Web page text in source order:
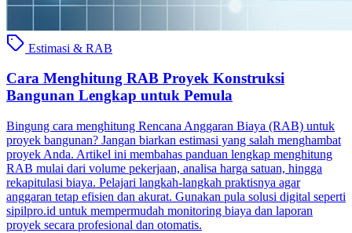
Estimasi & RAB
Cara Menghitung RAB Proyek Konstruksi
Bangunan Lengkap untuk Pemula
Bingung cara menghitung Rencana Anggaran Biaya (RAB) untuk
proyek bangunan? Jangan biarkan estimasi yang salah menghambat
proyek Anda. Artikel ini membahas panduan lengkap menghitung
RAB mulai dari volume pekerjaan, analisa harga satuan, hingga
rekapitulasi biaya. Pelajari langkah-langkah praktisnya agar
anggaran tetap efisien dan akurat. Gunakan pula solusi digital seperti
sipilpro.id untuk mempermudah monitoring biaya dan laporan
proyek secara profesional dan otomatis.